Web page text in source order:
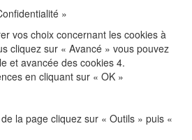
»
vos choix concernant les cookies à
cliquez sur « Avancé » vous pouvez
et avancée des cookies 4.
en cliquant sur « OK »
la page cliquez sur « Outils » puis «